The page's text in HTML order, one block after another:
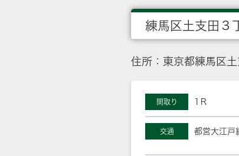
練馬区土支田３
住所：東京都練馬区土
間取り 1Ｒ
交通 都営大江戸